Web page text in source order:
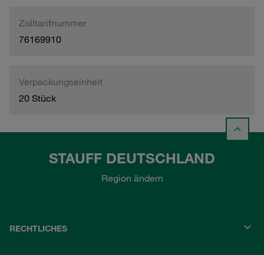
Zolltarifnummer
76169910
Verpackungseinheit
20 Stück
STAUFF DEUTSCHLAND
Region ändern
RECHTLICHES